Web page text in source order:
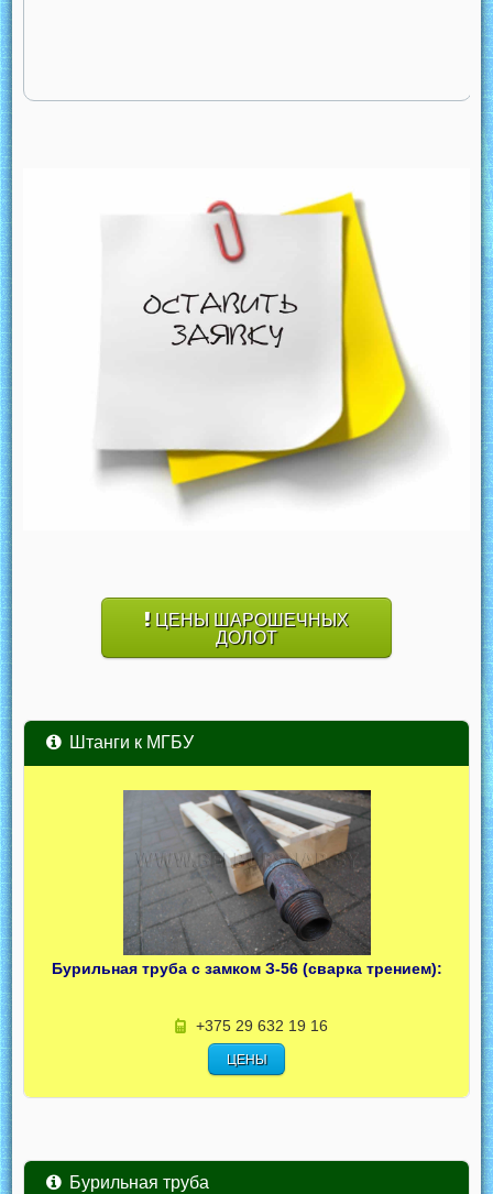
ЦЕНЫ ШАРОШЕЧНЫХ
ДОЛОТ
Штанги к МГБУ
Бурильная труба с замком З-56 (сварка трением):
+375 29 632 19 16
ЦЕНЫ
Бурильная труба